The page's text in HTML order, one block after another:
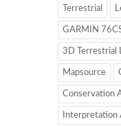
Terrestrial
GARMIN
3D Terrestrial
Mapsource
Conservation
Interpretation